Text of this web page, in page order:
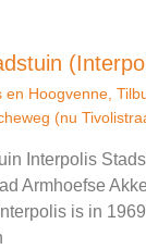
en Hoogvenne
(nu
Interpolis
Armhoefse
is in